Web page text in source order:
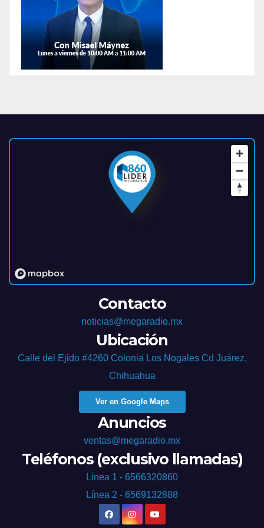
Contacto
noticias@megaradio.mx
Ubicación
Calle del Ejido #4260 Colonia Los Nogales Cd Juárez,
Chihuahua
Ver en Google Maps
Anuncios
ventas@megaradio.mx
Teléfonos (exclusivo llamadas)
Línea 1 - 6566320860
Línea 2 - 6569132888